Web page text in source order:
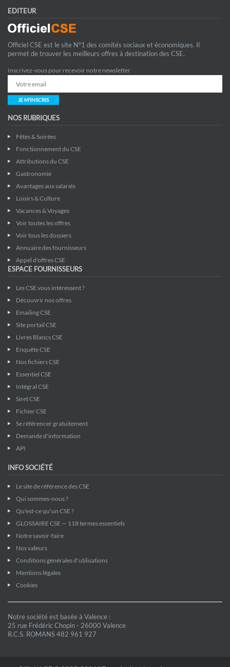
EDITEUR
Officiel CSE est le site N°1 des comités sociaux et économiques. Il
permet de trouver les meilleurs offres à destination des CSE.
Inscrivez-vous pour recevoir notre newsletter
JE M'INSCRIS
NOS RUBRIQUES
Fêtes & Soirées
Fonctionnement du CSE
Attributions du CSE
Gastronomie
Avantages aux salariés
Loisirs & Culture
Vacances & Voyages
Voir toutes les offres
Voir tous les dossiers
Annuaire des fournisseurs
Appel d'offres CSE
ESPACE FOURNISSEURS
Les CSE vous intéressent ?
Découvrir nos offres
Emailing CSE
Site portail CSE
Livres Blancs CSE
Enquête CSE
Nos fichiers CSE
Essentiel CSE
Intégral CSE
Siret CSE
Fichier CSE
Se référencer gratuitement
Demande d'information
API
INFO SOCIÉTÉ
Le site de référence des CSE
Qui sommes-nous ?
Qu'est-ce qu'un CSE ?
GLOSSAIRE CSE — 118 termes essentiels
Notre savoir-faire
Nos valeurs
Conditions générales d'utilisations
Mentions légales
Cookies
Notre société est basée à Valence :
25 rue Frédéric Chopin - 26000 Valence
R.C.S. ROMANS 482 961 927